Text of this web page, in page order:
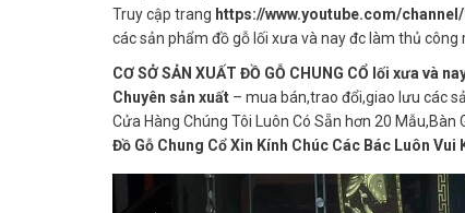
Truy cập trang https://www.youtube.com/
các sản phẩm đồ gỗ lối xưa và nay đc làm thủ công
CƠ SỞ SẢN XUẤT ĐỒ GỖ CHUNG CỔ lối xưa và
Chuyên sản xuất – mua bán,trao đổi,giao lưu các
Cửa Hàng Chúng Tôi Luôn Có Sẵn hơn 20
Đồ Gỗ Chung Cổ Xin Kính Chúc Các Bác Luôn